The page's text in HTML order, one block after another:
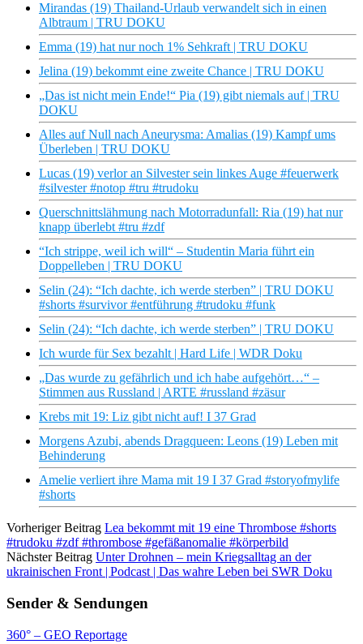
Mirandas (19) Thailand-Urlaub verwandelt sich in einen
Albtraum | TRU DOKU
Emma (19) hat nur noch 1% Sehkraft | TRU DOKU
Jelina (19) bekommt eine zweite Chance | TRU DOKU
„Das ist nicht mein Ende!“ Pia (19) gibt niemals auf | TRU
DOKU
Alles auf Null nach Aneurysma: Amalias (19) Kampf ums
Überleben | TRU DOKU
Lucas (19) verlor an Silvester sein linkes Auge #feuerwerk
#silvester #notop #tru #trudoku
Querschnittslähmung nach Motorradunfall: Ria (19) hat nur
knapp überlebt #tru #zdf
“Ich strippe, weil ich will“ – Studentin Maria führt ein
Doppelleben | TRU DOKU
Selin (24): “Ich dachte, ich werde sterben” | TRU DOKU
#shorts #survivor #entführung #trudoku #funk
Selin (24): “Ich dachte, ich werde sterben” | TRU DOKU
Ich wurde für Sex bezahlt | Hard Life | WDR Doku
„Das wurde zu gefährlich und ich habe aufgehört…“ –
Stimmen aus Russland | ARTE #russland #zäsur
Krebs mit 19: Liz gibt nicht auf! I 37 Grad
Morgens Azubi, abends Dragqueen: Leons (19) Leben mit
Behinderung
Amelie verliert ihre Mama mit 19 I 37 Grad #storyofmylife
#shorts
Vorheriger Beitrag Lea bekommt mit 19 eine Thrombose #shorts
#trudoku #zdf #thrombose #gefäßanomalie #körperbild
Nächster Beitrag Unter Drohnen – mein Kriegsalltag an der
ukrainischen Front | Podcast | Das wahre Leben bei SWR Doku
Sender & Sendungen
360° – GEO Reportage